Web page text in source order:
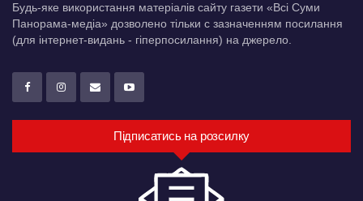
Будь-яке використання матеріалів сайту газети «Всі Суми
Панорама-медіа» дозволено тільки c зазначенням посилання
(для інтернет-видань - гіперпосилання) на джерело.
Підписатись на розсилку